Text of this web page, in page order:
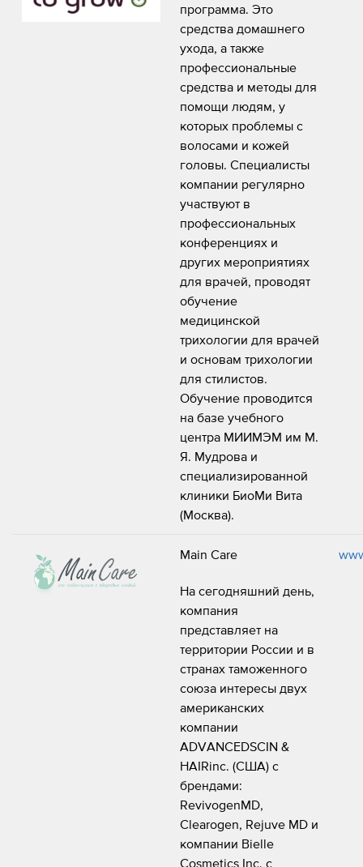
программа. Это
средства домашнего
ухода, а также
профессиональные
средства и методы для
помощи людям, у
которых проблемы с
волосами и кожей
головы. Специалисты
компании регулярно
участвуют в
профессиональных
конференциях и
других мероприятиях
для врачей, проводят
обучение
медицинской
трихологии для врачей
и основам трихологии
для стилистов.
Обучение проводится
на базе учебного
центра МИИМЭМ им М.
Я. Мудрова и
специализированной
клиники БиоМи Вита
(Москва).
Main Care
На сегодняшний день,
компания
представляет на
территории России и в
странах таможенного
союза интересы двух
американских
компании
ADVANCEDSCIN &
HAIRinc. (США) с
брендами:
RevivogenMD,
Clearogen, Rejuve MD и
компании Bielle
Cosmetics Inc. с